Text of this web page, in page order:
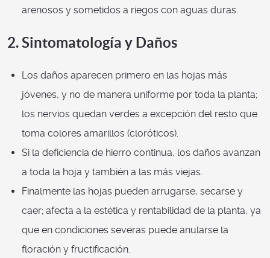
arenosos y sometidos a riegos con aguas duras.
2. Sintomatología y Daños
Los daños aparecen primero en las hojas más
jóvenes, y no de manera uniforme por toda la planta;
los nervios quedan verdes a excepción del resto que
toma colores amarillos (cloróticos).
Si la deficiencia de hierro continua, los daños avanzan
a toda la hoja y también a las más viejas.
Finalmente las hojas pueden arrugarse, secarse y
caer; afecta a la estética y rentabilidad de la planta, ya
que en condiciones severas puede anularse la
floración y fructificación.